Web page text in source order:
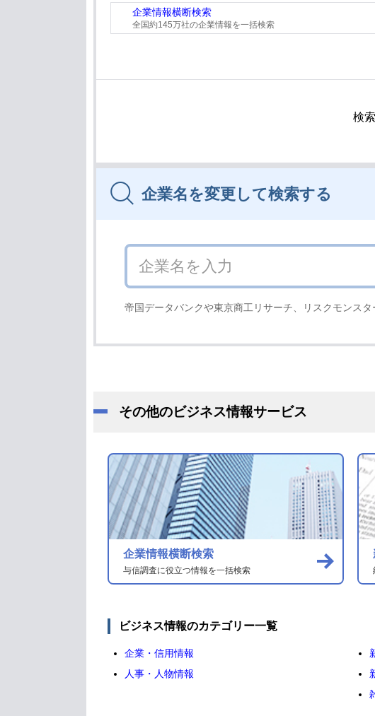
企業情報横断検索
全国約145万社の企業情報を一括検索
検
企業名を変更して検索する
帝国データバンクや東京商工リサーチ、リスクモンス
その他のビジネス情報サービス
企業情報横断検索
与信調査に役立つ情報を一括検索
ビジネス情報のカテゴリー一覧
企業・信用情報
人事・人物情報